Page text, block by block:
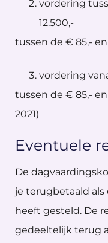
vordering
12.500,-
tussen de € 85,-
vordering
tussen de € 85,- en
2021)
Eventuele
De
je terugbetaald
heeft gesteld. De
gedeeltelijk terug